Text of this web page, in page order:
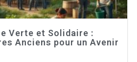
Verte et Solidaire :
Anciens pour un Avenir